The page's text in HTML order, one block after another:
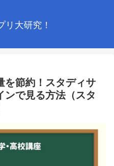
リ大研究！
を節約！スタディサ
ンで見る方法（スタ